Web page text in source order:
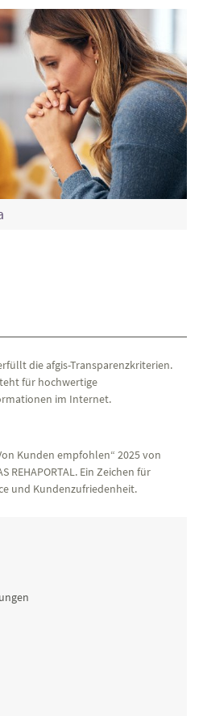
die afgis-Transparenzkriterien.
für hochwertige
im Internet.
Kunden empfohlen“ 2025 von
REHAPORTAL. Ein Zeichen für
und Kundenzufriedenheit.